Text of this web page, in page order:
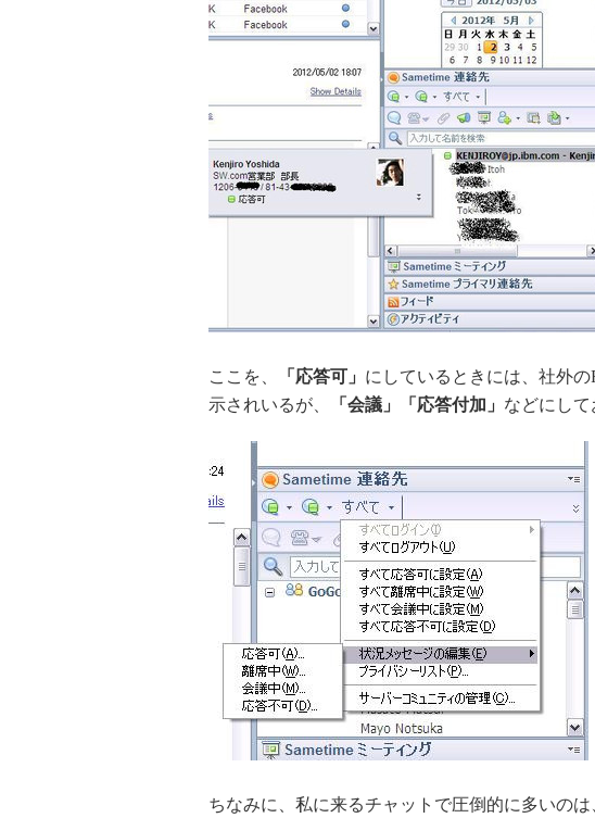
ここを、 「応答可」 にしているときには、社外の
示されいるが、
「会議」「応答付加」 などにし
ちなみに、私に来るチャットで圧倒的に多いの